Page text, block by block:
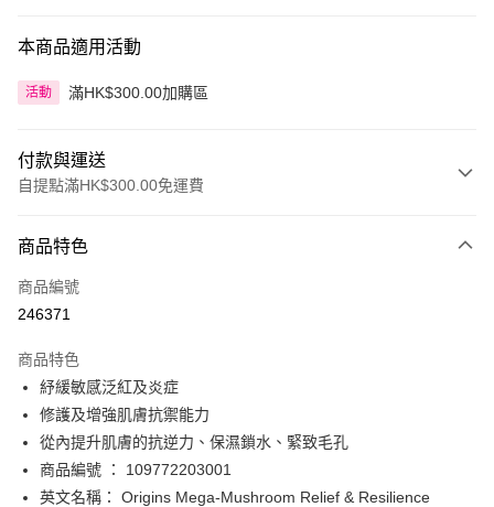
本商品適用活動
活動 滿HK$300.00加購區
付款與運送
自提點滿HK$300.00免運費
信用卡
Apple Pay
PayMe
WeChat Pay
BoC Pay
商品特色
商品編號
246371
商品特色
紓緩敏感泛紅及炎症
修護及增強肌膚抗禦能力
從內提升肌膚的抗逆力、保濕鎖水、緊致毛孔
商品編號 ： 109772203001
英文名稱： Origins Mega-Mushroom Relief & Resilience